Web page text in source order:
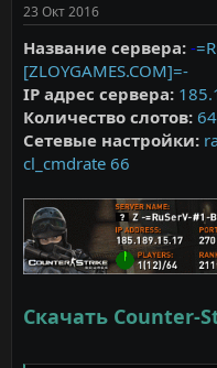
ы
23 Окт 2016
Название сервера: -
[ZLOYGAMES.COM]=-
IP адрес сервера:
Количество слотов: 64
Сетевые настройки:
cl_cmdrate 66
Скачать Counter-